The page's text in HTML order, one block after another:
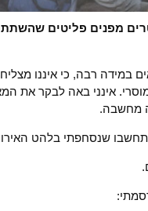
מפנים פליטים שהשתתפו
במידה רבה, כי איננו
מוסרי. אינני באה לבקר את
מחשבה.
שנסחפתי בלהט